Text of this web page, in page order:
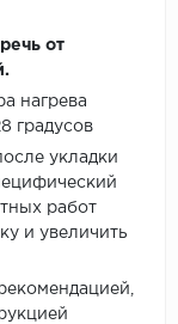
от
нагрева
градусов
укладки
работ
и увеличить